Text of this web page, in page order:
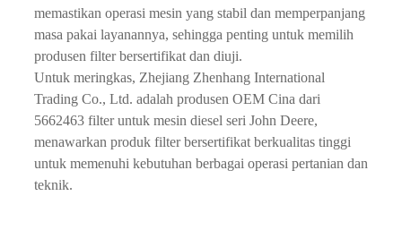
memastikan operasi mesin yang stabil dan memperpanjang
masa pakai layanannya, sehingga penting untuk memilih
produsen filter bersertifikat dan diuji.
Untuk meringkas, Zhejiang Zhenhang International
Trading Co., Ltd. adalah produsen OEM Cina dari
5662463 filter untuk mesin diesel seri John Deere,
menawarkan produk filter bersertifikat berkualitas tinggi
untuk memenuhi kebutuhan berbagai operasi pertanian dan
teknik.